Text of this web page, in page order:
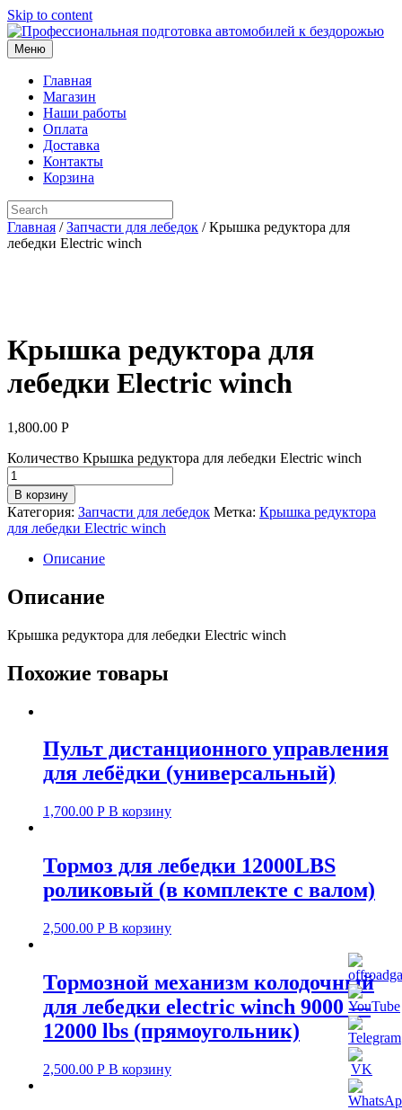
Skip to content
Меню
Главная
Магазин
Наши работы
Оплата
Доставка
Контакты
Корзина
Главная /Запчасти для лебедок / Крышка редуктора для
лебедки Electric winch
Крышка редуктора для
лебедки Electric winch
1,800.00 Р
Количество Крышка редуктора для лебедки Electric winch
В корзину
Категория: Запчасти для лебедок Метка: Крышка редуктора
для лебедки Electric winch
Описание
Описание
Крышка редуктора для лебедки Electric winch
Похожие товары
Пульт дистанционного управления
для лебёдки (универсальный)
1,700.00 Р В корзину
Тормоз для лебедки 12000LBS
роликовый (в комплекте с валом)
2,500.00 Р В корзину
Тормозной механизм колодочный
для лебедки electric winch 9000 —
12000 lbs (прямоугольник)
2,500.00 Р В корзину